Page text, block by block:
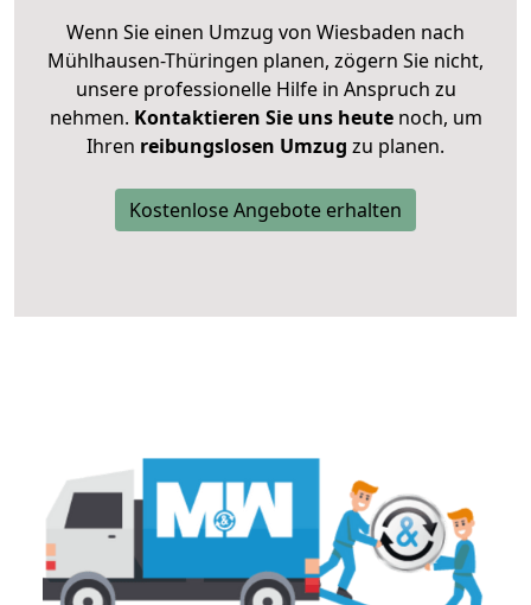
Wenn Sie einen Umzug von Wiesbaden nach
Mühlhausen-Thüringen planen, zögern Sie nicht,
unsere professionelle Hilfe in Anspruch zu
nehmen. Kontaktieren Sie uns heutenoch, um
Ihren reibungslosen Umzug zu planen.
Kostenlose Angebote erhalten